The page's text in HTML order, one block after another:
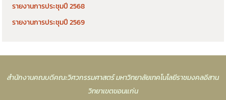
รายงานการประชุมปี 2568
รายงานการประชุมปี 2569
สำนักงานคณบดีคณะวิศวกรรมศาสตร์ มหาวิทยาลัยเทคโนโลยีราชมงคลอีสาน
วิทยาเขตขอนแก่น